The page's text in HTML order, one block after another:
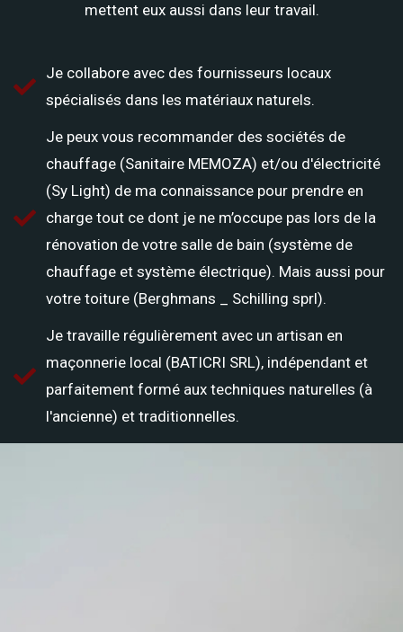
mettent eux aussi dans leur travail.
Je collabore avec des fournisseurs locaux
spécialisés dans les matériaux naturels.
Je peux vous recommander des sociétés de
chauffage (Sanitaire MEMOZA) et/ou d'électricité
(Sy Light) de ma connaissance pour prendre en
charge tout ce dont je ne m’occupe pas lors de la
rénovation de votre salle de bain (système de
chauffage et système électrique). Mais aussi pour
votre toiture (Berghmans _ Schilling sprl).
Je travaille régulièrement avec un artisan en
maçonnerie local (BATICRI SRL), indépendant et
parfaitement formé aux techniques naturelles (à
l'ancienne) et traditionnelles.